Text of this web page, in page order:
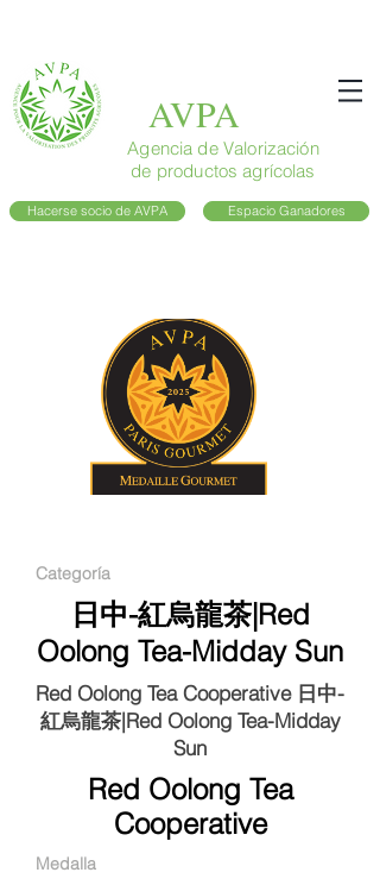
AVPA
Agencia de Valorización
de productos agrícolas
Hacerse socio de AVPA Espacio Ganadores
Categoría
日中-紅烏龍茶|Red
Oolong Tea-Midday Sun
Red Oolong Tea Cooperative 日中-
紅烏龍茶|Red Oolong Tea-Midday
Sun
Red Oolong Tea
Cooperative
Medalla